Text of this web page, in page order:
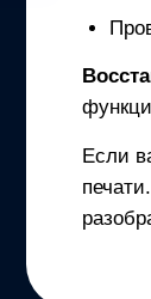
Если